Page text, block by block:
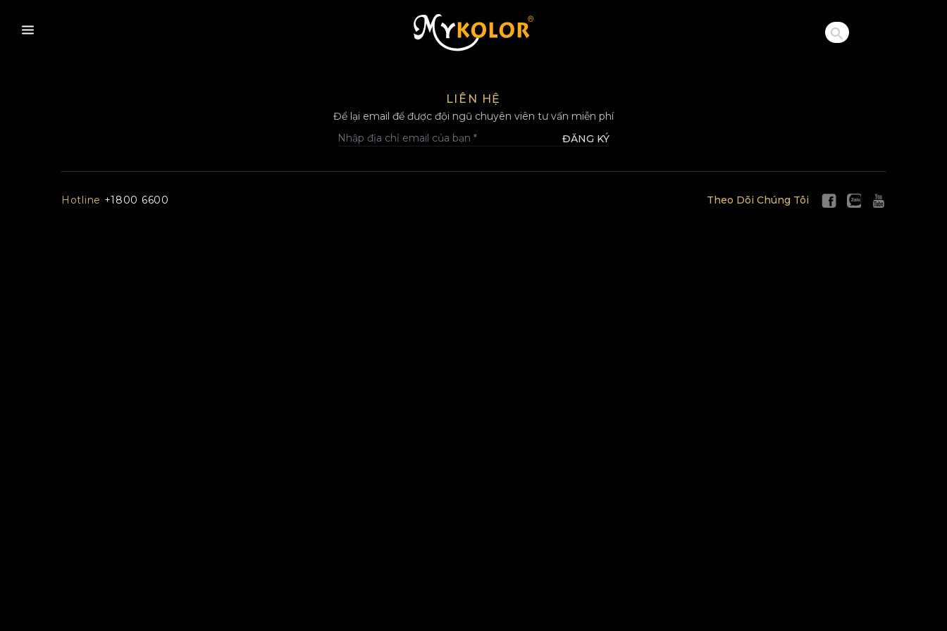
MYKOLOR
LIÊN HỆ
Để lại email để được đội ngũ chuyên viên tư vấn miễn phí
ĐĂNG KÝ
Hotline +1800 6600 Theo Dõi Chúng Tôi